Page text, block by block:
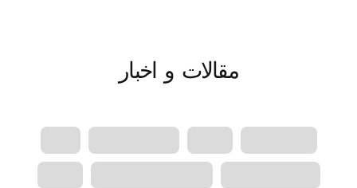
مقالات و اخبار